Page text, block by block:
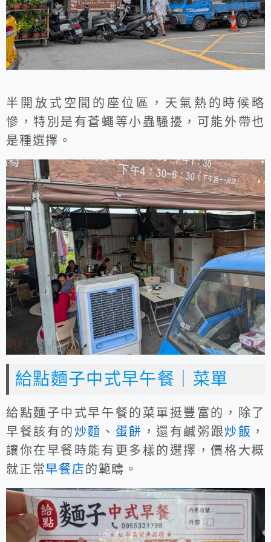
半開放式空間的座位區，天氣熱的時候略
慘，特別是有蒼蠅等小蟲騷擾，可能外帶也
是種選擇。
給點麵子中式早午餐｜菜單
給點麵子中式早午餐的菜單挺豐富的，除了
早餐該有的炒麵 、 蛋餅 ，還有鹹粥跟炒飯 ，
讓你在早餐時能有更多樣的選擇，價格大概
就正常早餐店的範疇。